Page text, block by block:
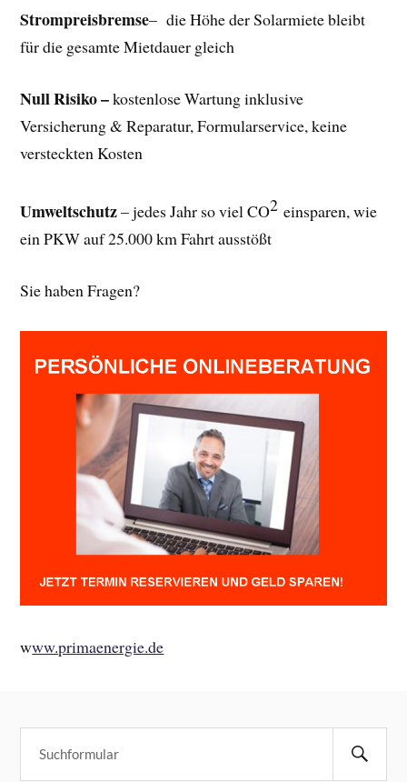
Strompreisbremse– die Höhe der Solarmiete bleibt
für die gesamte Mietdauer gleich
Null Risiko –kostenlose Wartung inklusive
Versicherung & Reparatur, Formularservice, keine
versteckten Kosten
Umweltschutz– jedes Jahr so viel CO2 einsparen, wie
ein PKW auf 25.000 km Fahrt ausstößt
Sie haben Fragen?
www.primaenergie.de